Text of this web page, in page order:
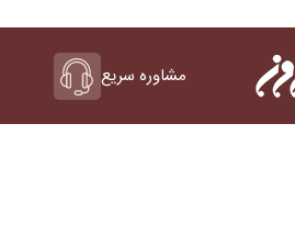
مشاوره سریع